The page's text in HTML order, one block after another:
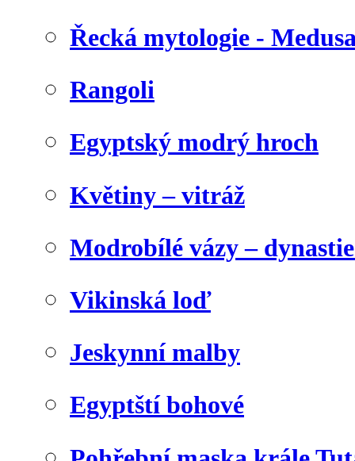
Řecká mytologie -
Rangoli
Egyptský modrý hroch
Květiny – vitráž
Modrobílé vázy –
Vikinská loď
Jeskynní malby
Egyptští bohové